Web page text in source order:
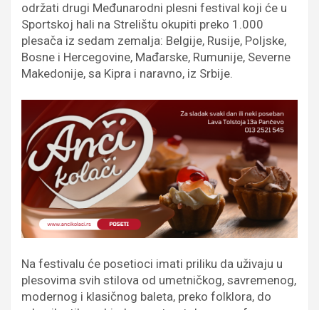
održati drugi Međunarodni plesni festival koji će u
Sportskoj hali na Strelištu okupiti preko 1.000
plesača iz sedam zemalja: Belgije, Rusije, Poljske,
Bosne i Hercegovine, Mađarske, Rumunije, Severne
Makedonije, sa Kipra i naravno, iz Srbije.
Na festivalu će posetioci imati priliku da uživaju u
plesovima svih stilova od umetničkog, savremenog,
modernog i klasičnog baleta, preko folklora, do